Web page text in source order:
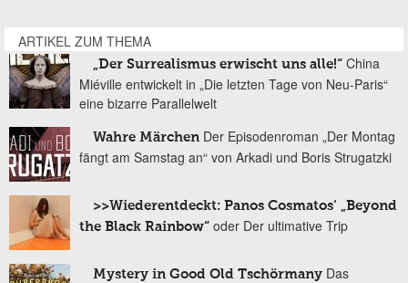
ARTIKEL ZUM THEMA
„Der Surrealismus erwischt uns alle!“ China
Miéville entwickelt in „Die letzten Tage von Neu-Paris“
eine bizarre Parallelwelt
Wahre Märchen Der Episodenroman „Der Montag
fängt am Samstag an“ von Arkadi und Boris Strugatzki
>>Wiederentdeckt: Panos Cosmatos‘ „Beyond
the Black Rainbow“ oder Der ultimative Trip
Mystery in Good Old Tschörmany Das